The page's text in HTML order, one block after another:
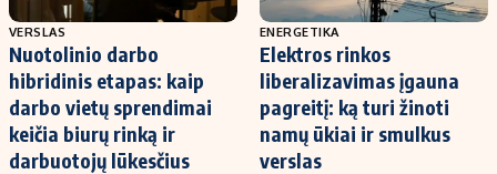
VERSLAS
Nuotolinio darbo
hibridinis etapas: kaip
darbo vietų sprendimai
keičia biurų rinką ir
darbuotojų lūkesčius
ENERGETIKA
Elektros rinkos
liberalizavimas įgauna
pagreitį: ką turi žinoti
namų ūkiai ir smulkus
verslas